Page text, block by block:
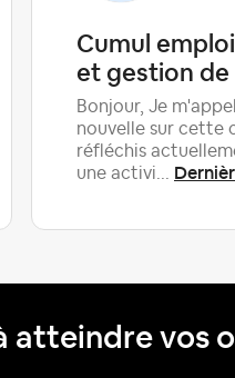
Cumul
et gestion
Bonjour, Je
nouvelle sur cette
réfléchis
une activi...
atteindre vos